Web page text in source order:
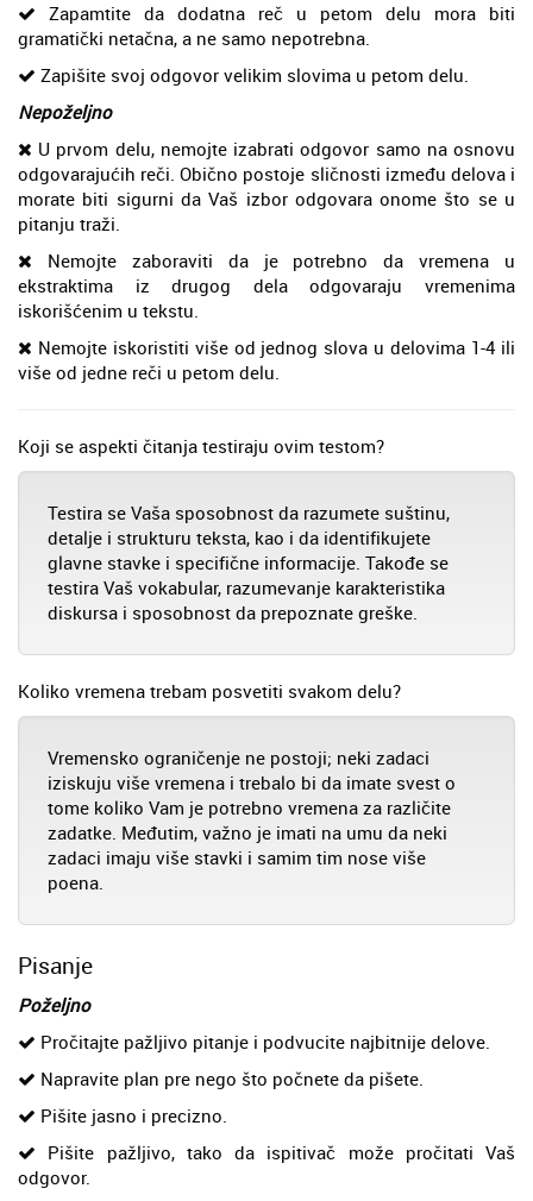
Zapamtite da dodatna reč u petom delu mora biti
gramatički netačna, a ne samo nepotrebna.
Zapišite svoj odgovor velikim slovima u petom delu.
Nepoželjno
U prvom delu, nemojte izabrati odgovor samo na osnovu
odgovarajućih reči. Obično postoje sličnosti između delova i
morate biti sigurni da Vaš izbor odgovara onome što se u
pitanju traži.
Nemojte zaboraviti da je potrebno da vremena u
ekstraktima iz drugog dela odgovaraju vremenima
iskorišćenim u tekstu.
Nemojte iskoristiti više od jednog slova u delovima 1-4 ili
više od jedne reči u petom delu.
Koji se aspekti čitanja testiraju ovim testom?
Testira se Vaša sposobnost da razumete suštinu,
detalje i strukturu teksta, kao i da identifikujete
glavne stavke i specifične informacije. Takođe se
testira Vaš vokabular, razumevanje karakteristika
diskursa i sposobnost da prepoznate greške.
Koliko vremena trebam posvetiti svakom delu?
Vremensko ograničenje ne postoji; neki zadaci
iziskuju više vremena i trebalo bi da imate svest o
tome koliko Vam je potrebno vremena za različite
zadatke. Međutim, važno je imati na umu da neki
zadaci imaju više stavki i samim tim nose više
poena.
Pisanje
Poželjno
Pročitajte pažljivo pitanje i podvucite najbitnije delove.
Napravite plan pre nego što počnete da pišete.
Pišite jasno i precizno.
Pišite pažljivo, tako da ispitivač može pročitati Vaš
odgovor.